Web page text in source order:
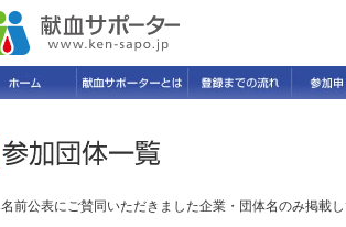
名前公表にご賛同いただきました企業・団体名のみ掲載